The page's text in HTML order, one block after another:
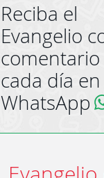
Reciba el
Evangelio
comentario
cada día
WhatsApp